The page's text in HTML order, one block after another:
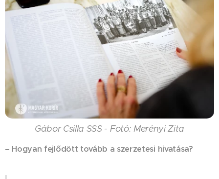
Gábor Csilla SSS - Fotó: Merényi Zita
– Hogyan fejlődött tovább a szerzetesi hivatása?